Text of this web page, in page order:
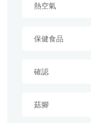
熱空氣
保健食品
確認
菇腳